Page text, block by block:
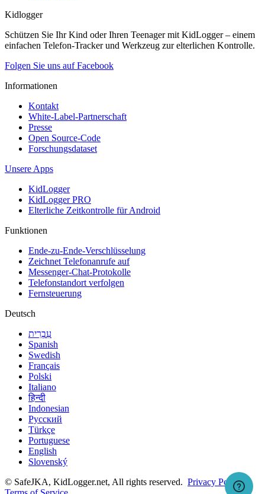
Kidlogger
Schützen Sie Ihr Kind oder Ihren Teenager mit KidLogger – einem
einfachen Telefon-Tracker und Werkzeug zur elterlichen Kontrolle.
Folgen Sie uns auf Facebook
Informationen
Kontakt
White-Label-Partnerschaft
Presse
Open Source-Code
Forschungsdataset
Unsere Apps
KidLogger
KidLogger PRO
Elterliche Zeitkontrolle für Android
Funktionen
Ende-zu-Ende-Verschlüsselung
Zeichnet Telefonanrufe auf
Messenger-Chat-Protokolle
Telefonstandort verfolgen
Fernsteuerung
Deutsch
עִבְרִית
Spanish
Swedish
Français
Polski
Italiano
हिन्दी
Indonesian
Русский
Türkçe
Portuguese
English
Slovenský
© SafeJKA, KidLogger.net, All rights reserved. Privacy Policy